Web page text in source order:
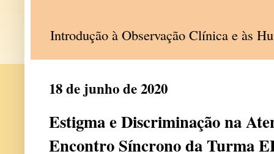
Introdução à Observação Clínica e às
18 de junho de 2020
Estigma e Discriminação na
Encontro Síncrono da Turma